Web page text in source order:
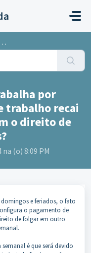
por
trabalho recai
o direito de
(o) 8:09 PM
e feriados, o fato
o pagamento de
de folgar em outro
é que será devido